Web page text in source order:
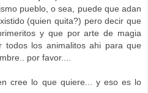
pueblo, o sea, puede que adan
(quien quita?) pero decir que
y que por arte de magia
todos los animalitos ahi para que
por favor....
cree lo que quiere... y eso es lo